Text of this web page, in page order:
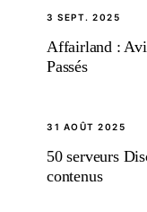
3 SEPT. 2025
Affairland :
Passés
31 AOÛT 2025
50 serveurs
contenus